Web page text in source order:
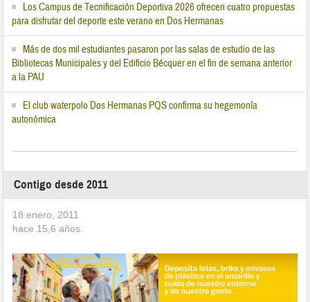
Los Campus de Tecnificación Deportiva 2026 ofrecen cuatro propuestas
para disfrutar del deporte este verano en Dos Hermanas
Más de dos mil estudiantes pasaron por las salas de estudio de las
Bibliotecas Municipales y del Edificio Bécquer en el fin de semana anterior
a la PAU
El club waterpolo Dos Hermanas PQS confirma su hegemonía
autonómica
Contigo desde 2011
18 enero, 2011
hace 15,6 años.